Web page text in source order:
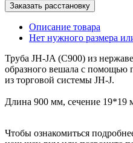
Заказать расстановку
Описание товара
Нет нужного размера
Труба JH-JA (C900) из
образного вешала с помощью
из торговой системы JH-J.
Длина 900 мм, сечение 19*19
Чтобы ознакомиться